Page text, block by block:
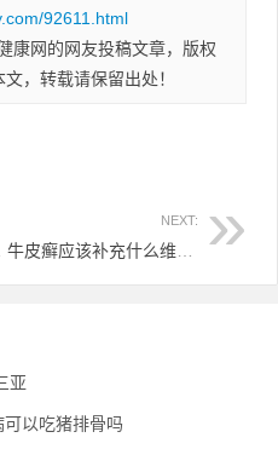
92611.html
康网的网友投稿文章，版权
，转载请保留出处！
NEXT:
牛皮癣应该补充什么维生素
亚
以吃猪排骨吗